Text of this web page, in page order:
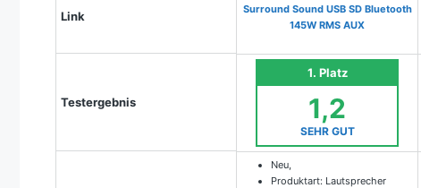
Link
Surround Sound USB SD Bluetooth
145W RMS AUX
Testergebnis
1. Platz
1,2
SEHR GUT
Neu,
Produktart: Lautsprecher